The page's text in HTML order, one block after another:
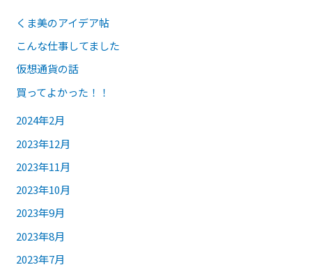
くま美のアイデア帖
こんな仕事してました
仮想通貨の話
買ってよかった！！
2024年2月
2023年12月
2023年11月
2023年10月
2023年9月
2023年8月
2023年7月